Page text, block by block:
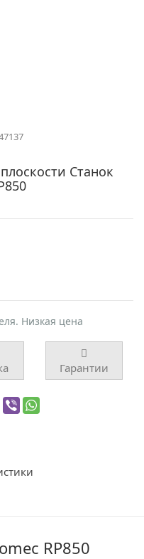
Станок
Низкая цена
Гарантии
RP850